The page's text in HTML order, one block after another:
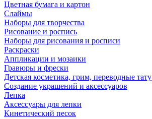
Цветная бумага и картон
Слаймы
Наборы для творчества
Рисование и роспись
Наборы для рисования и росписи
Раскраски
Аппликации и мозаики
Гравюры и фрески
Детская косметика, грим, переводные тату
Создание украшений и аксессуаров
Лепка
Аксессуары для лепки
Кинетический песок